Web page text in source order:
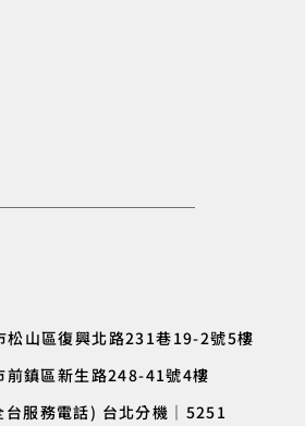
松山區復興北路231巷19-2號5樓
前鎮區新生路248-41號4樓
服務電話) 台北分機｜5251